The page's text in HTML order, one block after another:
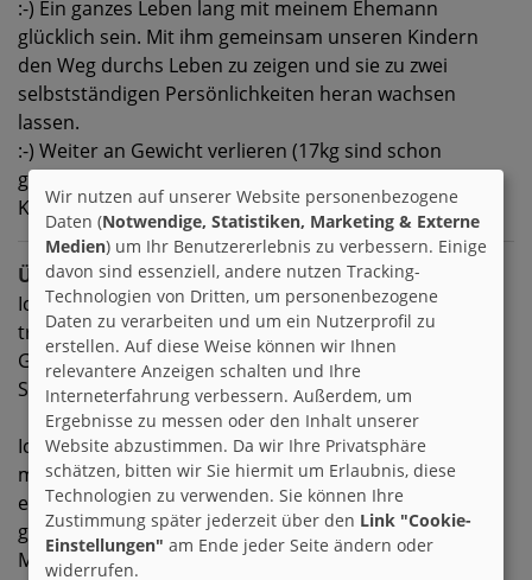
:-) Ein ganzes Leben lang mit meinem Ehemann
glücklich sein. Mit ihm gemeinsam unseren Kindern
den Weg durchs Leben zu zeigen und sie zu zwei
selbstständigen Persönlichkeiten heran wachsen
lassen.
:-) Weiter an Gewicht verlieren (17kg sind schon
geschafft) bis zu meinem Normalgewicht, meinen
Körper formen.
Über mich
Ich bin ein absoluter Familienmensch. Auch
traditionelle Werte sind mir sehr wichtig.
Geboren in Innsbruck/Tirol - aktuell im
Sauerland/NRW lebend.
Ich suche eine oder zwei Brieffreundschaften. Mehr
möchte ich nicht. Ich möchte Briefe schreiben und
eine jahrelange Freundschaft aufbauen, mit allen dazu
gehörigen Höhen und Tiefen.
Massenabfertigung und lieblos, auf einen
Wir nutzen auf unserer Website personenbezogene
Daten (Notwendige, Statistiken, Marketing & Externe
Medien) um Ihr Benutzererlebnis zu verbessern. Einige
davon sind essenziell, andere nutzen Tracking-
Technologien von Dritten, um personenbezogene
Daten zu verarbeiten und um ein Nutzerprofil zu
erstellen. Auf diese Weise können wir Ihnen
relevantere Anzeigen schalten und Ihre
Interneterfahrung verbessern. Außerdem, um
Ergebnisse zu messen oder den Inhalt unserer
Website abzustimmen. Da wir Ihre Privatsphäre
schätzen, bitten wir Sie hiermit um Erlaubnis, diese
Technologien zu verwenden. Sie können Ihre
Zustimmung später jederzeit über den Link "Cookie-
Einstellungen" am Ende jeder Seite ändern oder
widerrufen.